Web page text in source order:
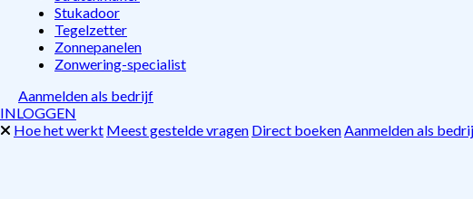
Stukadoor
Tegelzetter
Zonnepanelen
Zonwering-specialist
Aanmelden als bedrijf
INLOGGEN
Hoe het werkt Meest gestelde vragen Direct boekenAanmelden als